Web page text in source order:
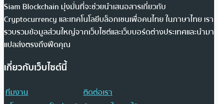
Siam Blockchain มุ่งมั่นที่จะช่วยนำเสนอสารเกี่ยวกับ
Cryptocurrency และเทคโนโลยีบล็อกเชนเพื่อคนไทย ในภาษาไทย เรา
รวบรวมข้อมูลส่วนใหญ่จากเว็บไซต์และเว็บบอร์ดต่างประเทศและนำมา
แปลส่งตรงถึงฟีดคุณ
เกี่ยวกับเว็บไซต์นี้
ทีมงาน
ติดต่อเรา